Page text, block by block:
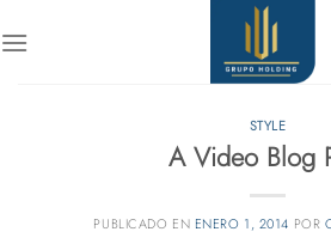
to
STYLE
A Video Blog
PUBLICADO EN ENERO 1, 2014 POR